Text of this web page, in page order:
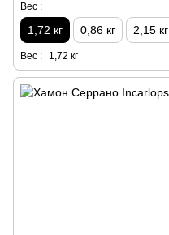
Вес :
1,72 кг 0,86 кг 2,15 кг
Вес : 1,72 кг